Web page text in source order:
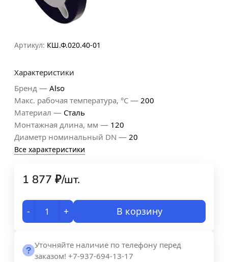
Артикул: КШ.Ф.020.40-01
Характеристики
Бренд — Also
Макс. рабочая температура, °С — 200
Материал — Сталь
Монтажная длина, мм — 120
Диаметр номинальный DN — 20
Все характеристики
1 877 ₽/шт.
- + В корзину
Уточняйте наличие по телефону перед
заказом! +7-937-694-13-17